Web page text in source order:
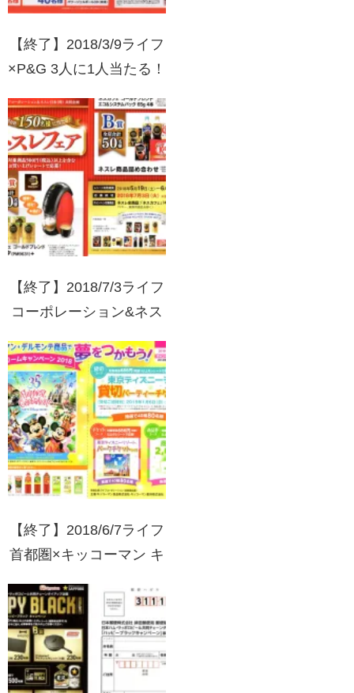
【終了】2018/3/9ライフ
×P&G 3人に1人当たる！
買いキャンペーン 第9弾
【終了】2018/7/3ライフ
コーポレーション&ネス
【終了】2018/6/7ライフ
首都圏×キッコーマン キ
商品で夢をつかもう！ド
リームキャンペーン
2018